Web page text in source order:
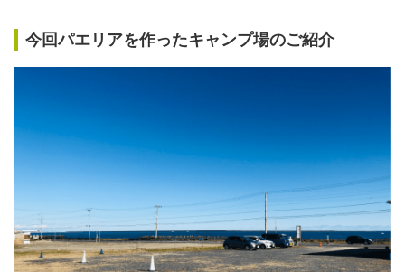
今回パエリアを作ったキャンプ場のご紹介